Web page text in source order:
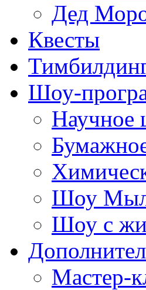
Дед
Квесты
Шоу-
Научное
Шоу
Шоу с
Мастер-